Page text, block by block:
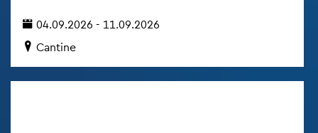
04.09.2026 - 11.09.2026
Can­ti­ne